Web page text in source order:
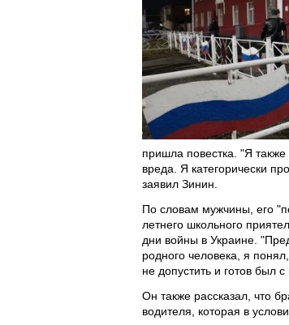
пришла повестка. "Я
вреда. Я категорически
заявил Зинин.
По словам мужчины, его
летнего школьного
дни войны в Украине.
родного человека, я
не допустить и готов был
Он также рассказал, что
водителя, которая в